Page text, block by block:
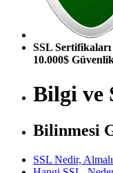
SSL
10.000$
Bilgi ve
Bilinmesi
SSL Nedir, Almalı